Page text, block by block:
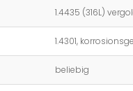
1.4435 (316L)
1.4301,
beliebig